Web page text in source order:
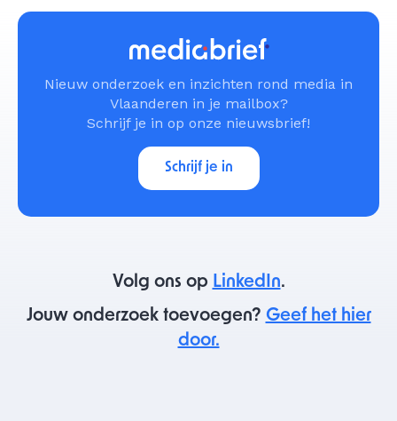
Nieuw onderzoek en inzichten rond media in
Vlaanderen in je mailbox?
Schrijf je in op onze nieuwsbrief!
Schrijf je in
Volg ons op LinkedIn.
Jouw onderzoek toevoegen? Geef het hier
door.